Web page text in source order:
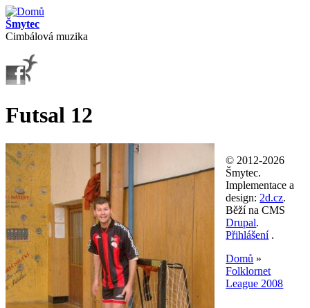
Přejít k hlavnímu obsahu
Šmytec
Cimbálová muzika
Futsal 12
© 2012-2026
Šmytec.
Implementace a
design: 2d.cz.
Běží na CMS
Drupal.
Přihlášení.
Jste zde
Domů »
Folklornet
League 2008